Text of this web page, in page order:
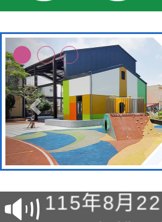
轉知經濟部
業技術研究
115年8月